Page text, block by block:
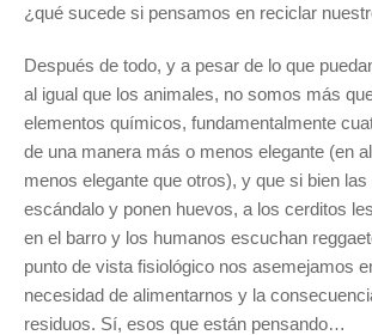
¿qué sucede si pensamos en reciclar
Después de todo, y a pesar de lo que
al igual que los animales, no somos más
elementos químicos, fundamentalmente
de una manera más o menos elegante (en
menos elegante que otros), y que si bien
escándalo y ponen huevos, a los cerditos
en el barro y los humanos escuchan
punto de vista fisiológico nos asemejamos
necesidad de alimentarnos y la
residuos. Sí, esos que están pensando…